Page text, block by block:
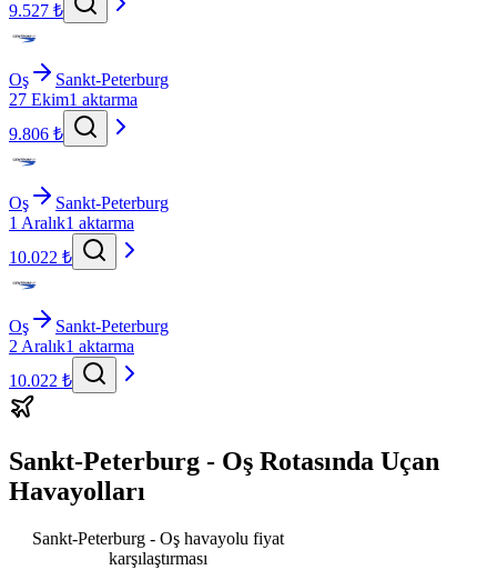
9.527 ₺
Oş
Sankt-Peterburg
27 Ekim1 aktarma
9.806 ₺
Oş
Sankt-Peterburg
1 Aralık1 aktarma
10.022 ₺
Oş
Sankt-Peterburg
2 Aralık1 aktarma
10.022 ₺
Sankt-Peterburg - Oş Rotasında Uçan
Havayolları
Sankt-Peterburg - Oş havayolu fiyat
karşılaştırması